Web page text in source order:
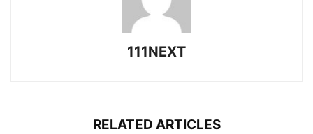
111NEXT
RELATED ARTICLES